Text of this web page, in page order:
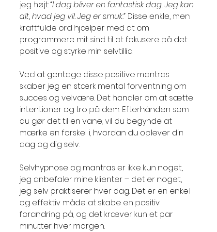
jeg højt: “I dag bliver en fantastisk dag. Jeg kan
alt, hvad jeg vil. Jeg er smuk.” Disse enkle, men
kraftfulde ord hjælper med at om
programmere mit sind til at fokusere på det
positive og styrke min selvtillid.
Ved at gentage disse positive mantras
skaber jeg en stærk mental forventning om
succes og velvære. Det handler om at sætte
intentioner og tro på dem. Efterhånden som
du gør det til en vane, vil du begynde at
mærke en forskel i, hvordan du oplever din
dag og dig selv.
Selvhypnose og mantras er ikke kun noget,
jeg anbefaler mine klienter – det er noget,
jeg selv praktiserer hver dag. Det er en enkel
og effektiv måde at skabe en positiv
forandring på, og det kræver kun et par
minutter hver morgen.